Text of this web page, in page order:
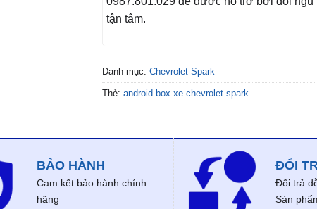
tận tâm.
Danh mục: Chevrolet Spark
Thẻ: android box xe chevrolet spark
BẢO HÀNH
Cam kết bảo hành chính
hãng
ĐỔI
Đổi trả
Sản